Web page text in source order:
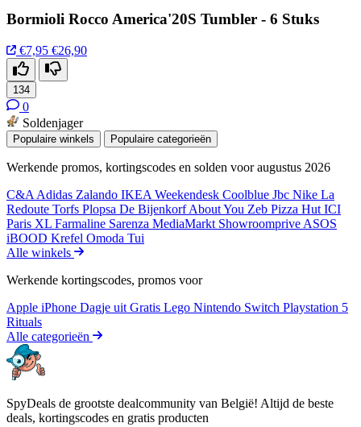
Bormioli Rocco America'20S Tumbler - 6 Stuks
€7,95 €26,90
134
0
Soldenjager
Populaire winkels Populaire categorieën
Werkende promos, kortingscodes en solden voor augustus 2026
C&A Adidas Zalando IKEA Weekendesk Coolblue Jbc Nike La
Redoute Torfs Plopsa De BijenkorfAbout You Zeb Pizza Hut ICI
Paris XL Farmaline Sarenza MediaMarkt Showroomprive ASOS
iBOOD Krefel Omoda Tui
Alle winkels
Werkende kortingscodes, promos voor
Apple iPhone Dagje uit Gratis Lego Nintendo Switch Playstation 5
Rituals
Alle categorieën
SpyDeals de grootste dealcommunity van België! Altijd de beste
deals, kortingscodes en gratis producten